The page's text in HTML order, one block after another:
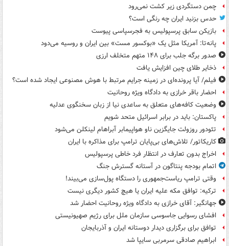
چمن دستگردی زیر کشت نمی‌رود
حدس بزنید ایران چه رنگی است؟
بازیکن سابق پرسپولیس به فجرسپاسی پیوست
پانه‌تا: آمریکا مثل یک «بوکسور مست» بین ایران و روسیه می‌دود
صدور برگه جلب برای ۱۴۸ متهم متخلف ارزی
ذخایر طلای چین افزایش یافت
فیلم/ آیا پرونده‌ای در زمینه جرایم مرتبط با هوش مصنوعی ایجاد شده است؟
احضار باقر خرازی به دادگاه ویژه روحانیت
وضعیت کافه‌های متعلق به ساعدی نیا از زبان سخنگوی عدلیه
پاکستان: باید در برابر اسرائیل متحد شویم
تئودور روزولت جایگزین ناو هواپیمابر آبراهام لینکلن می‌شود
کاریکاتور/ تلاش‌های بی‌پایان ترامپ برای مذاکره با ایران
اخراج بدون تعارف در انتظار فرد خاطی پرسپولیس
اتمام بودجه پنتاگون در آستانه گسترش جنگ
وقتی ترامپ ریاست‌جمهوری را دستگاه پول‌سازی می‌بیند!
ترکیه: توافق مکه علیه ایران یا هیچ کشور دیگری نیست
جهانگیر: آقای خرازی به دادگاه ویژه روحانیت احضار شد
افشای رسوایی جاسوسی سازمان ملل برای رژیم صهیونیستی
توافق برای برگزاری دیدار دوستانه ایران و آذربایجان
ابراهیم صادقی سرمربی سایپا شد